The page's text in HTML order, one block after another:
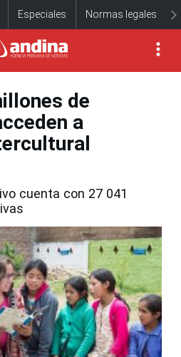
Especiales Normas legales
de
a
cuenta con 27 041